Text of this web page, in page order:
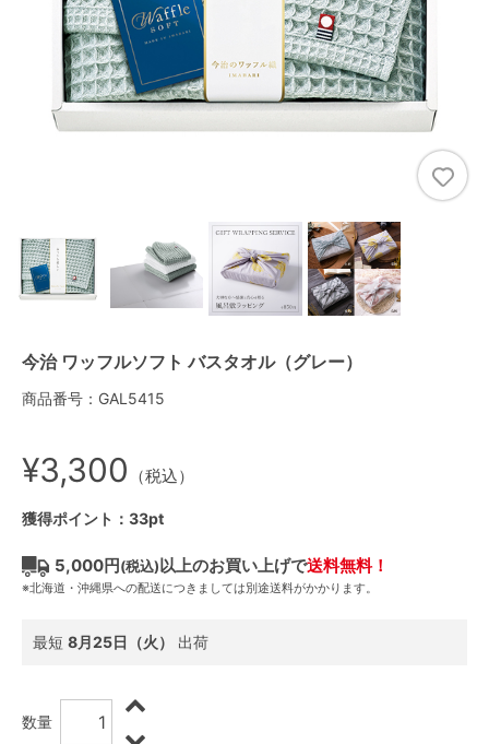
今治 ワッフルソフト バスタオル（グレー）
商品番号：GAL5415
¥3,300 （税込）
獲得ポイント：33pt
5,000円(税込)以上のお買い上げで送料無料！
※北海道・沖縄県への配送につきましては別途送料がかかります。
最短 8月25日（火） 出荷
数量